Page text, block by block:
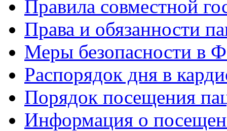
Правила совместной
Права и обязанности
Меры безопасности в
Распорядок дня в
Порядок посещения
Информация о